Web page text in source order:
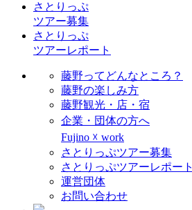
さとりっぷ
ツアー募集
さとりっぷ
ツアーレポート
藤野ってどんなところ？
藤野の楽しみ方
藤野観光・店・宿
企業・団体の方へ
Fujino ☓ work
さとりっぷツアー募集
さとりっぷツアーレポート
運営団体
お問い合わせ